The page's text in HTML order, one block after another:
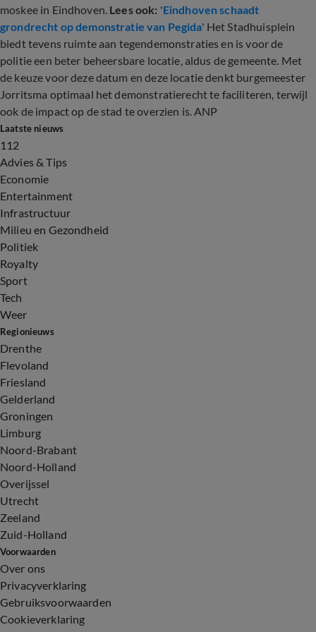
moskee in Eindhoven. Lees ook: 'Eindhoven schaadt
grondrecht op demonstratie van Pegida' Het Stadhuisplein
biedt tevens ruimte aan tegendemonstraties en is voor de
politie een beter beheersbare locatie, aldus de gemeente. Met
de keuze voor deze datum en deze locatie denkt burgemeester
Jorritsma optimaal het demonstratierecht te faciliteren, terwijl
ook de impact op de stad te overzien is. ANP
Laatste nieuws
112
Advies & Tips
Economie
Entertainment
Infrastructuur
Milieu en Gezondheid
Politiek
Royalty
Sport
Tech
Weer
Regionieuws
Drenthe
Flevoland
Friesland
Gelderland
Groningen
Limburg
Noord-Brabant
Noord-Holland
Overijssel
Utrecht
Zeeland
Zuid-Holland
Voorwaarden
Over ons
Privacyverklaring
Gebruiksvoorwaarden
Cookieverklaring